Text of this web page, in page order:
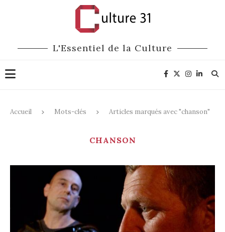
L'Essentiel de la Culture
Accueil Mots-clés Articles marqués avec "chanson"
CHANSON